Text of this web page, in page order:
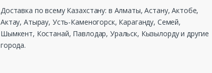
Доставка по всему Казахстану: в Алматы, Астану, Актобе,
Актау, Атырау, Усть-Каменогорск, Караганду, Семей,
Шымкент, Костанай, Павлодар, Уральск, Кызылорду и другие
города.